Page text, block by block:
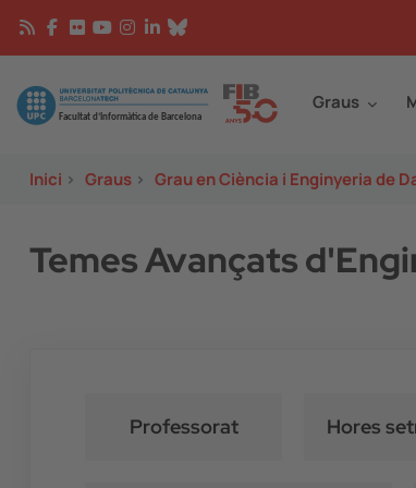
Vés al contingut
Image Graus
Inici > Graus > Grau en Ciència i Enginyeria de
Temes Avançats
Professorat Hores